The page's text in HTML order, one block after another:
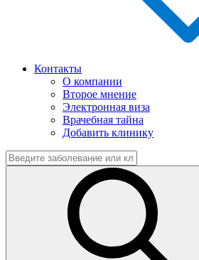
Контакты
О компании
Второе мнение
Электронная виза
Врачебная тайна
Добавить клинику